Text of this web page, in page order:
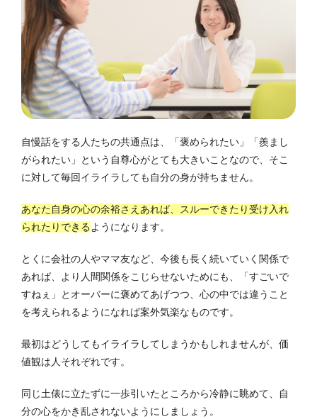
自慢話をする人たちの共通点は、「褒められたい」「羨まし
がられたい」という自尊心がとても大きいことなので、そこ
に対して毎回イライラしても自分の身が持ちません。
あなた自身の心の余裕さえあれば、スルーできたり受け入れ
られたりできるようになります。
とくに会社の人やママ友など、今後も長く続いていく関係で
あれば、より人間関係をこじらせないためにも、「すごいで
すねぇ」とオーバーに褒めてあげつつ、心の中では違うこと
を考えられるようになれば案外気楽なものです。
最初はどうしてもイライラしてしまうかもしれませんが、価
値観は人それぞれです。
同じ土俵に立たずに一歩引いたところから冷静に眺めて、自
分の心をかき乱されないようにしましょう。